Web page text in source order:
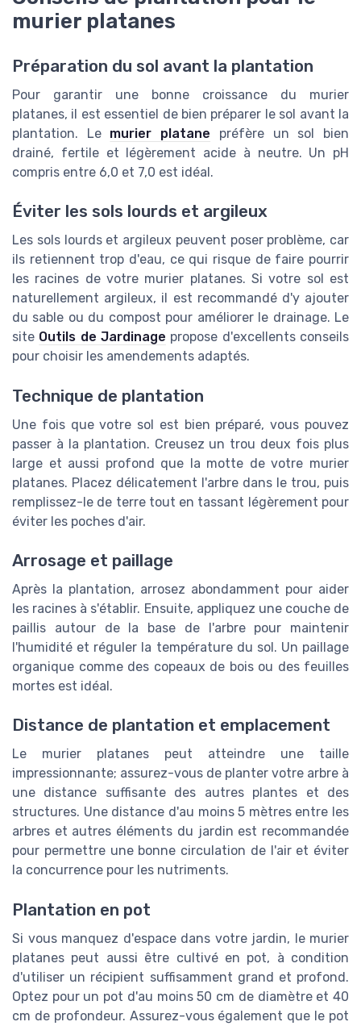
murier platanes
Préparation du sol avant la plantation
Pour garantir une bonne croissance du murier
platanes, il est essentiel de bien préparer le sol avant la
plantation. Le murier platane préfère un sol bien
drainé, fertile et légèrement acide à neutre. Un pH
compris entre 6,0 et 7,0 est idéal.
Éviter les sols lourds et argileux
Les sols lourds et argileux peuvent poser problème, car
ils retiennent trop d'eau, ce qui risque de faire pourrir
les racines de votre murier platanes. Si votre sol est
naturellement argileux, il est recommandé d'y ajouter
du sable ou du compost pour améliorer le drainage. Le
site Outils de Jardinage propose d'excellents conseils
pour choisir les amendements adaptés.
Technique de plantation
Une fois que votre sol est bien préparé, vous pouvez
passer à la plantation. Creusez un trou deux fois plus
large et aussi profond que la motte de votre murier
platanes. Placez délicatement l'arbre dans le trou, puis
remplissez-le de terre tout en tassant légèrement pour
éviter les poches d'air.
Arrosage et paillage
Après la plantation, arrosez abondamment pour aider
les racines à s'établir. Ensuite, appliquez une couche de
paillis autour de la base de l'arbre pour maintenir
l'humidité et réguler la température du sol. Un paillage
organique comme des copeaux de bois ou des feuilles
mortes est idéal.
Distance de plantation et emplacement
Le murier platanes peut atteindre une taille
impressionnante; assurez-vous de planter votre arbre à
une distance suffisante des autres plantes et des
structures. Une distance d'au moins 5 mètres entre les
arbres et autres éléments du jardin est recommandée
pour permettre une bonne circulation de l'air et éviter
la concurrence pour les nutriments.
Plantation en pot
Si vous manquez d'espace dans votre jardin, le murier
platanes peut aussi être cultivé en pot, à condition
d'utiliser un récipient suffisamment grand et profond.
Optez pour un pot d'au moins 50 cm de diamètre et 40
cm de profondeur. Assurez-vous également que le pot